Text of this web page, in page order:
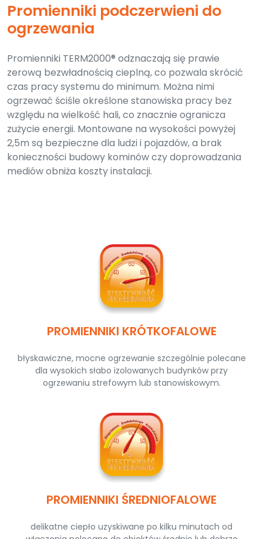
Promienniki podczerwieni do
ogrzewania
Promienniki TERM2000® odznaczają się prawie
zerową bezwładnością cieplną, co pozwala skrócić
czas pracy systemu do minimum. Można nimi
ogrzewać ściśle określone stanowiska pracy bez
względu na wielkość hali, co znacznie ogranicza
zużycie energii. Montowane na wysokości powyżej
2,5m są bezpieczne dla ludzi i pojazdów, a brak
konieczności budowy kominów czy doprowadzania
mediów obniża koszty instalacji.
PROMIENNIKI KRÓTKOFALOWE
błyskawiczne, mocne ogrzewanie szczególnie polecane
dla wysokich słabo izolowanych budynków przy
ogrzewaniu strefowym lub stanowiskowym.
PROMIENNIKI ŚREDNIOFALOWE
delikatne ciepło uzyskiwane po kilku minutach od